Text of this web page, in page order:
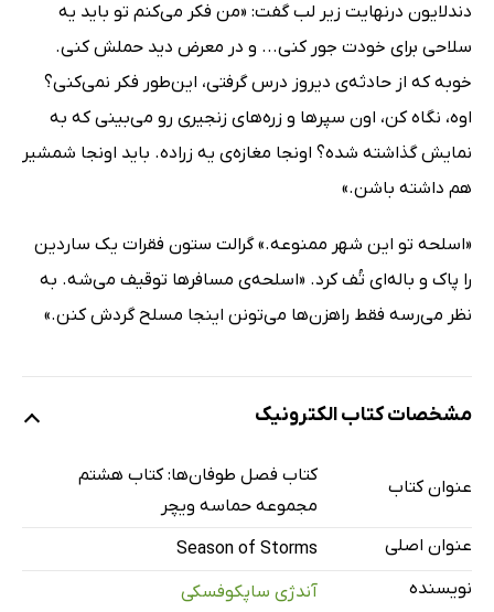
دندلایون درنهایت زیر لب گفت: «من فکر می‌کنم تو باید یه
سلاحی برای خودت جور کنی... و در معرض دید حملش کنی.
خوبه که از حادثه‌ی دیروز درس گرفتی، این‌طور فکر نمی‌کنی؟
اوه، نگاه کن، اون سپرها و زره‌های زنجیری رو می‌بینی که به
نمایش گذاشته شده؟ اونجا مغازه‌ی یه زراده. باید اونجا شمشیر
هم داشته باشن.»
«اسلحه تو این شهر ممنوعه.» گرالت ستون فقرات یک ساردین
را پاک و باله‌ای تُف کرد. «اسلحه‌ی مسافرها توقیف می‌شه. به
نظر می‌رسه فقط راهزن‌ها می‌تونن اینجا مسلح گردش کنن.»
مشخصات کتاب الکترونیک
عنوان کتاب
کتاب فصل طوفان‌ها: کتاب هشتم
مجموعه حماسه ویچر
عنوان اصلی
Season of Storms
نویسنده
آندژی ساپکوفسکی